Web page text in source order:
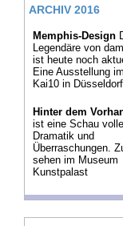
ARCHIV 2016
Memphis-Design
Legendäre von
ist heute noch
Eine Ausstellung im
Kai10 in Düsseldorf
Hinter dem
ist eine Schau
Dramatik und
Überraschungen.
sehen im Museum
Kunstpalast
Im Zeichen des